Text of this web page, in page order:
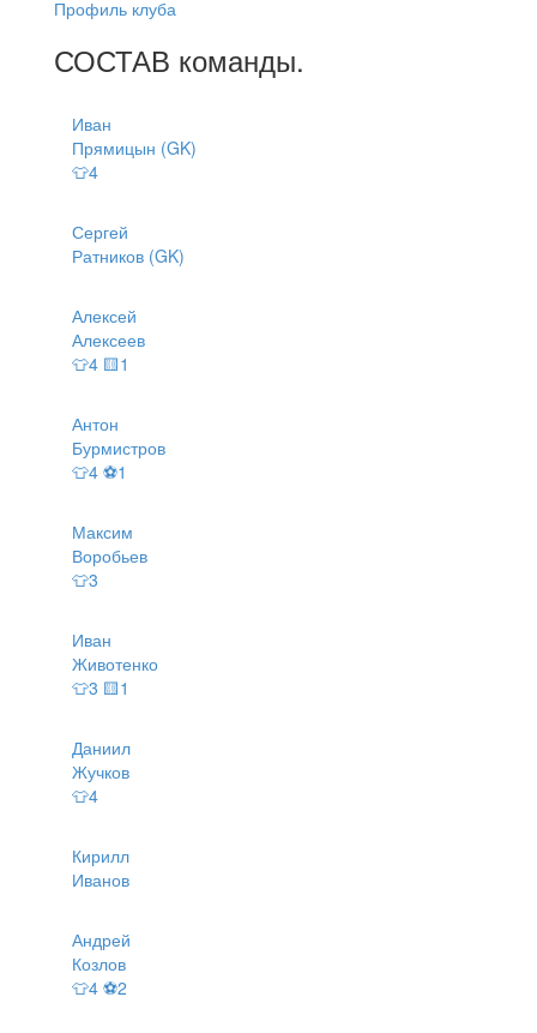
Профиль клуба
СОСТАВ команды.
Иван
Прямицын (GK)
👕4
Сергей
Ратников (GK)
Алексей
Алексеев
👕4 🟨1
Антон
Бурмистров
👕4 ⚽1
Максим
Воробьев
👕3
Иван
Животенко
👕3 🟨1
Даниил
Жучков
👕4
Кирилл
Иванов
Андрей
Козлов
👕4 ⚽2